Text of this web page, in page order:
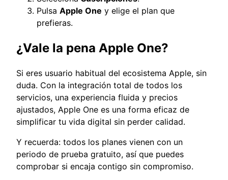
Pulsa Apple One y elige el plan que
prefieras.
¿Vale la pena Apple One?
Si eres usuario habitual del ecosistema Apple, sin
duda. Con la integración total de todos los
servicios, una experiencia fluida y precios
ajustados, Apple One es una forma eficaz de
simplificar tu vida digital sin perder calidad.
Y recuerda: todos los planes vienen con un
periodo de prueba gratuito, así que puedes
comprobar si encaja contigo sin compromiso.